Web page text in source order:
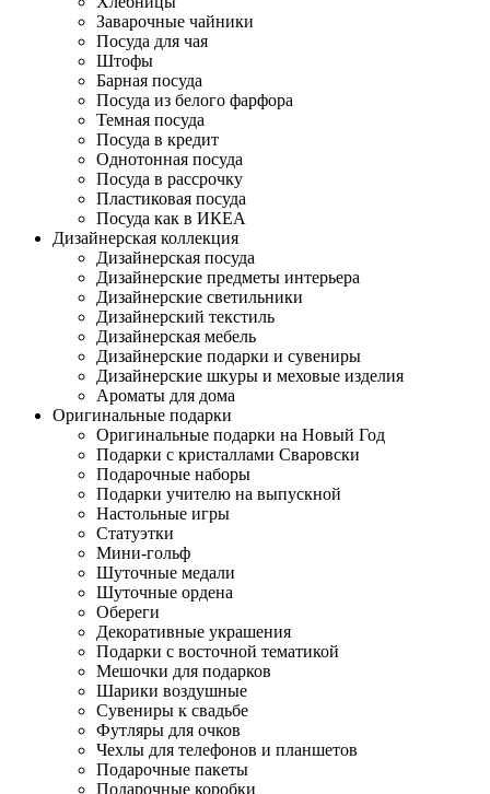
Заварочные чайники
Посуда для чая
Штофы
Барная посуда
Посуда из белого фарфора
Темная посуда
Посуда в кредит
Однотонная посуда
Посуда в рассрочку
Пластиковая посуда
Посуда как в ИКЕА
Дизайнерская коллекция
Дизайнерская посуда
Дизайнерские предметы интерьера
Дизайнерские светильники
Дизайнерский текстиль
Дизайнерская мебель
Дизайнерские подарки и сувениры
Дизайнерские шкуры и меховые изделия
Ароматы для дома
Оригинальные подарки
Оригинальные подарки на Новый Год
Подарки с кристаллами Сваровски
Подарочные наборы
Подарки учителю на выпускной
Настольные игры
Статуэтки
Мини-гольф
Шуточные медали
Шуточные ордена
Обереги
Декоративные украшения
Подарки с восточной тематикой
Мешочки для подарков
Шарики воздушные
Сувениры к свадьбе
Футляры для очков
Чехлы для телефонов и планшетов
Подарочные пакеты
Подарочные коробки